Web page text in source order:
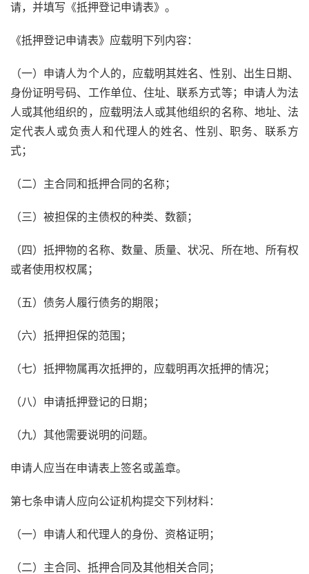
请，并填写《抵押登记申请表》。
《抵押登记申请表》应载明下列内容：
（一）申请人为个人的，应载明其姓名、性别、出生日期、
身份证明号码、工作单位、住址、联系方式等；申请人为法
人或其他组织的，应载明法人或其他组织的名称、地址、法
定代表人或负责人和代理人的姓名、性别、职务、联系方
式；
（二）主合同和抵押合同的名称；
（三）被担保的主债权的种类、数额；
（四）抵押物的名称、数量、质量、状况、所在地、所有权
或者使用权权属；
（五）债务人履行债务的期限；
（六）抵押担保的范围；
（七）抵押物属再次抵押的，应载明再次抵押的情况；
（八）申请抵押登记的日期；
（九）其他需要说明的问题。
申请人应当在申请表上签名或盖章。
第七条申请人应向公证机构提交下列材料：
（一）申请人和代理人的身份、资格证明；
（二）主合同、抵押合同及其他相关合同；